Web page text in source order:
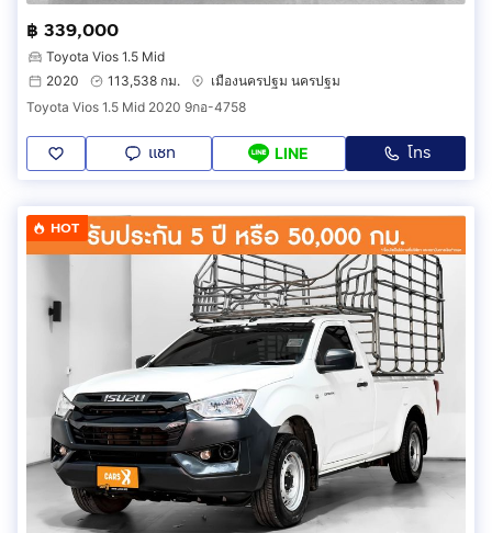
฿ 339,000
Toyota Vios 1.5 Mid
2020
113,538 กม.
เมืองนครปฐม นครปฐม
Toyota Vios 1.5 Mid 2020 9กอ-4758
แชท LINE โทร
HOT